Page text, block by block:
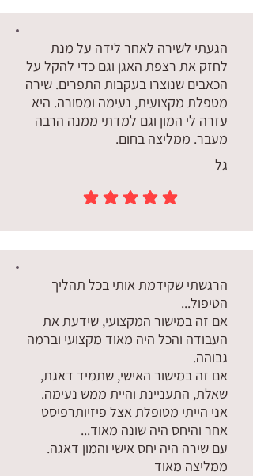
הגעתי לשירה לאחר לידה על מנת
לחזק את רצפת האגן וגם כדי להקל על
הכאבים שנוצרו בעקבות התפרים. שירה
מטפלת מקצועית, נעימה ומסורה. היא
עזרה לי המון וגם למדתי ממנה הרבה
מעבר. ממליצה בחום.
גל
הדירוג הממוצא הוא 5 מתוך 5
הרגשתי שקידמת אותי בכל תהליך
הטיפול...
אם זה במישור המקצועי, שידעת את
העבודה והכל היה מאוד מקצועי וברמה
גבוהה.
אם זה במישור האישי, שתמיד דאגת,
שאלת, התעניינת והיית ממש נעימה.
אני הייתי מטופלת אצל פיזיותרפיסט
אחר והיחס היה שונה מאוד...
עם שירה היה יחס אישי והמון דאגה.
ממליצה מאוד